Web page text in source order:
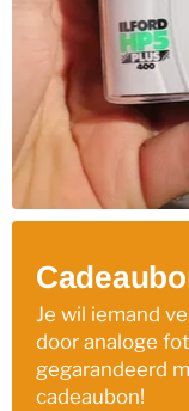
Je wil iemand
door analoge
gegarandeerd
cadeaubon!